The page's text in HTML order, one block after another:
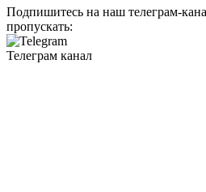
Подпишитесь на наш телеграм-
пропускать:
Телеграм канал